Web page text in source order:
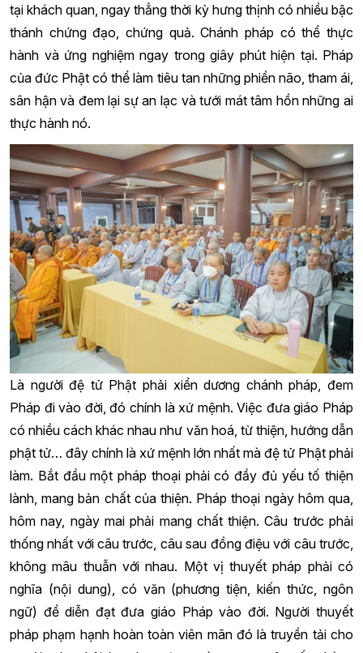
tại khách quan, ngay thẳng thời kỳ hưng thịnh có nhiều bậc
thánh chứng đạo, chứng quả. Chánh pháp có thể thực
hành và ứng nghiệm ngay trong giây phút hiện tại. Pháp
của đức Phật có thể làm tiêu tan những phiền não, tham ái,
sân hận và đem lại sự an lạc và tưới mát tâm hồn những ai
thực hành nó.
Là người đệ tử Phật phải xiển dương chánh pháp, đem
Pháp đi vào đời, đó chính là xứ mệnh. Việc đưa giáo Pháp
có nhiều cách khác nhau như văn hoá, từ thiện, hướng dẫn
phật tử… đây chính là xứ mệnh lớn nhất mà đệ tử Phật phải
làm. Bắt đầu một pháp thoại phải có đầy đủ yếu tố thiện
lành, mang bản chất của thiện. Pháp thoại ngày hôm qua,
hôm nay, ngày mai phải mang chất thiện. Câu trước phải
thống nhất với câu trước, câu sau đồng điệu với câu trước,
không mâu thuẫn với nhau. Một vị thuyết pháp phải có
nghĩa (nội dung), có văn (phương tiện, kiến thức, ngôn
ngữ) để diễn đạt đưa giáo Pháp vào đời. Người thuyết
pháp phạm hạnh hoàn toàn viên mãn đó là truyền tải cho